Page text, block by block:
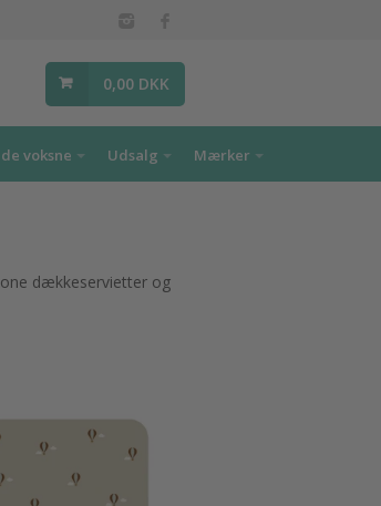
0,00 DKK
voksne Udsalg Mærker
dækkeservietter og